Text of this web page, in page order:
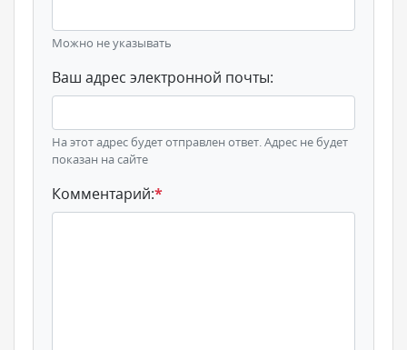
Можно не указывать
Ваш адрес электронной почты:
На этот адрес будет отправлен ответ. Адрес не будет
показан на сайте
Комментарий:*